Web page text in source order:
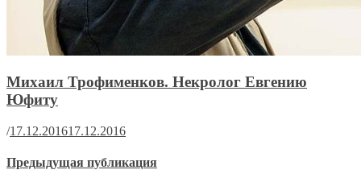
Михаил Трофименков. Некролог Евгению
Юфиту
/17.12.201617.12.2016
Предыдущая публикация